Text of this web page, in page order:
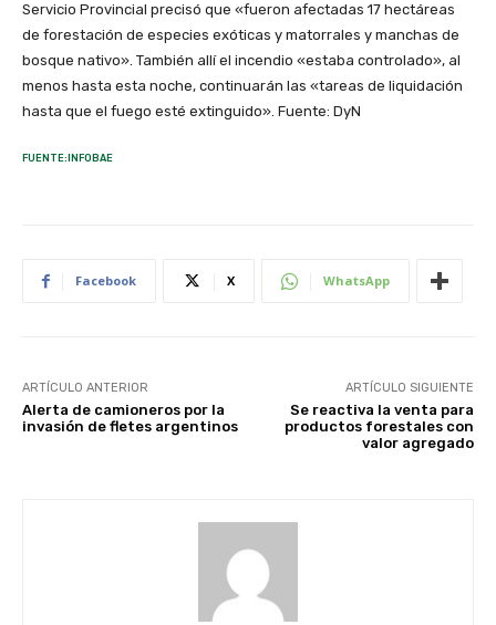
Servicio Provincial precisó que «fueron afectadas 17 hectáreas
de forestación de especies exóticas y matorrales y manchas de
bosque nativo». También allí el incendio «estaba controlado», al
menos hasta esta noche, continuarán las «tareas de liquidación
hasta que el fuego esté extinguido». Fuente: DyN
FUENTE:INFOBAE
Facebook X WhatsApp
ARTÍCULO ANTERIOR
Alerta de camioneros por la
invasión de fletes argentinos
ARTÍCULO SIGUIENTE
Se reactiva la venta para
productos forestales con
valor agregado